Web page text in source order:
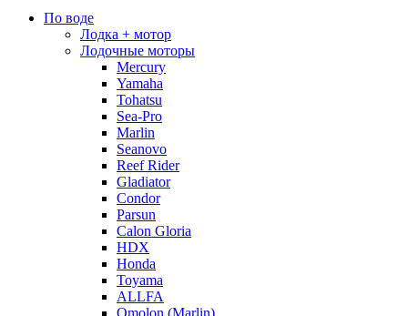
По воде
Лодка + мотор
Лодочные моторы
Mercury
Yamaha
Tohatsu
Sea-Pro
Marlin
Seanovo
Reef Rider
Gladiator
Condor
Parsun
Calon Gloria
HDX
Honda
Toyama
ALLFA
Omolon (Marlin)